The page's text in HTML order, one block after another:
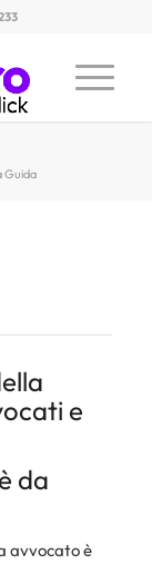
Guida
e
da
avvocato è